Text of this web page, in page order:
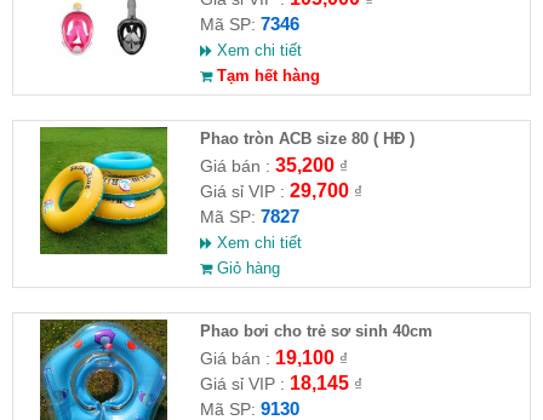
Mã SP: 7346
Xem chi tiết
Tạm hết hàng
Phao tròn ACB size 80 ( HĐ )
Giá bán : 35,200₫
Giá sỉ VIP : 29,700₫
Mã SP: 7827
Xem chi tiết
Giỏ hàng
Phao bơi cho trẻ sơ sinh 40cm
Giá bán : 19,100₫
Giá sỉ VIP : 18,145₫
Mã SP: 9130